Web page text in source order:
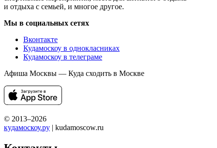
и отдыха с семьей, и многое другое.
Мы в социальных сетях
Вконтакте
Кудамоскоу в однокласниках
Кудамоскоу в телеграме
Афиша Москвы — Куда сходить в Москве
© 2013–2026
кудамоскоу.ру | kudamoscow.ru